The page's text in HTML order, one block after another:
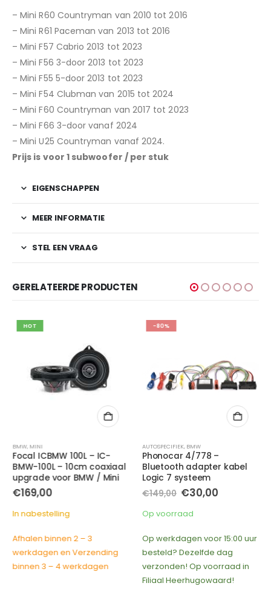
– Mini R60 Countryman van 2010 tot 2016
– Mini R61 Paceman van 2013 tot 2016
– Mini F57 Cabrio 2013 tot 2023
– Mini F56 3-door 2013 tot 2023
– Mini F55 5-door 2013 tot 2023
– Mini F54 Clubman van 2015 tot 2024
– Mini F60 Countryman van 2017 tot 2023
– Mini F66 3-door vanaf 2024
– Mini U25 Countryman vanaf 2024.
Prijs is voor 1 subwoofer / per stuk
EIGENSCHAPPEN
MEER INFORMATIE
STEL EEN VRAAG
GERELATEERDE PRODUCTEN
HOT
BMW, MINI
Focal ICBMW 100L – IC-
BMW-100L – 10cm coaxiaal
upgrade voor BMW / Mini
€169,00
In nabestelling
Afhalen binnen 2 – 3
werkdagen en Verzending
binnen 3 – 4 werkdagen
-80%
AUTOSPECIFIEK, BMW
Phonocar 4/778 –
Bluetooth adapter kabel
Logic 7 systeem
€149,00 Oorspronkelijke
was:
€149,00.
€30,00Huidige
Op voorraad
Op werkdagen voor 15:00 uur
besteld? Dezelfde dag
verzonden! Op voorraad in
Filiaal Heerhugowaard!